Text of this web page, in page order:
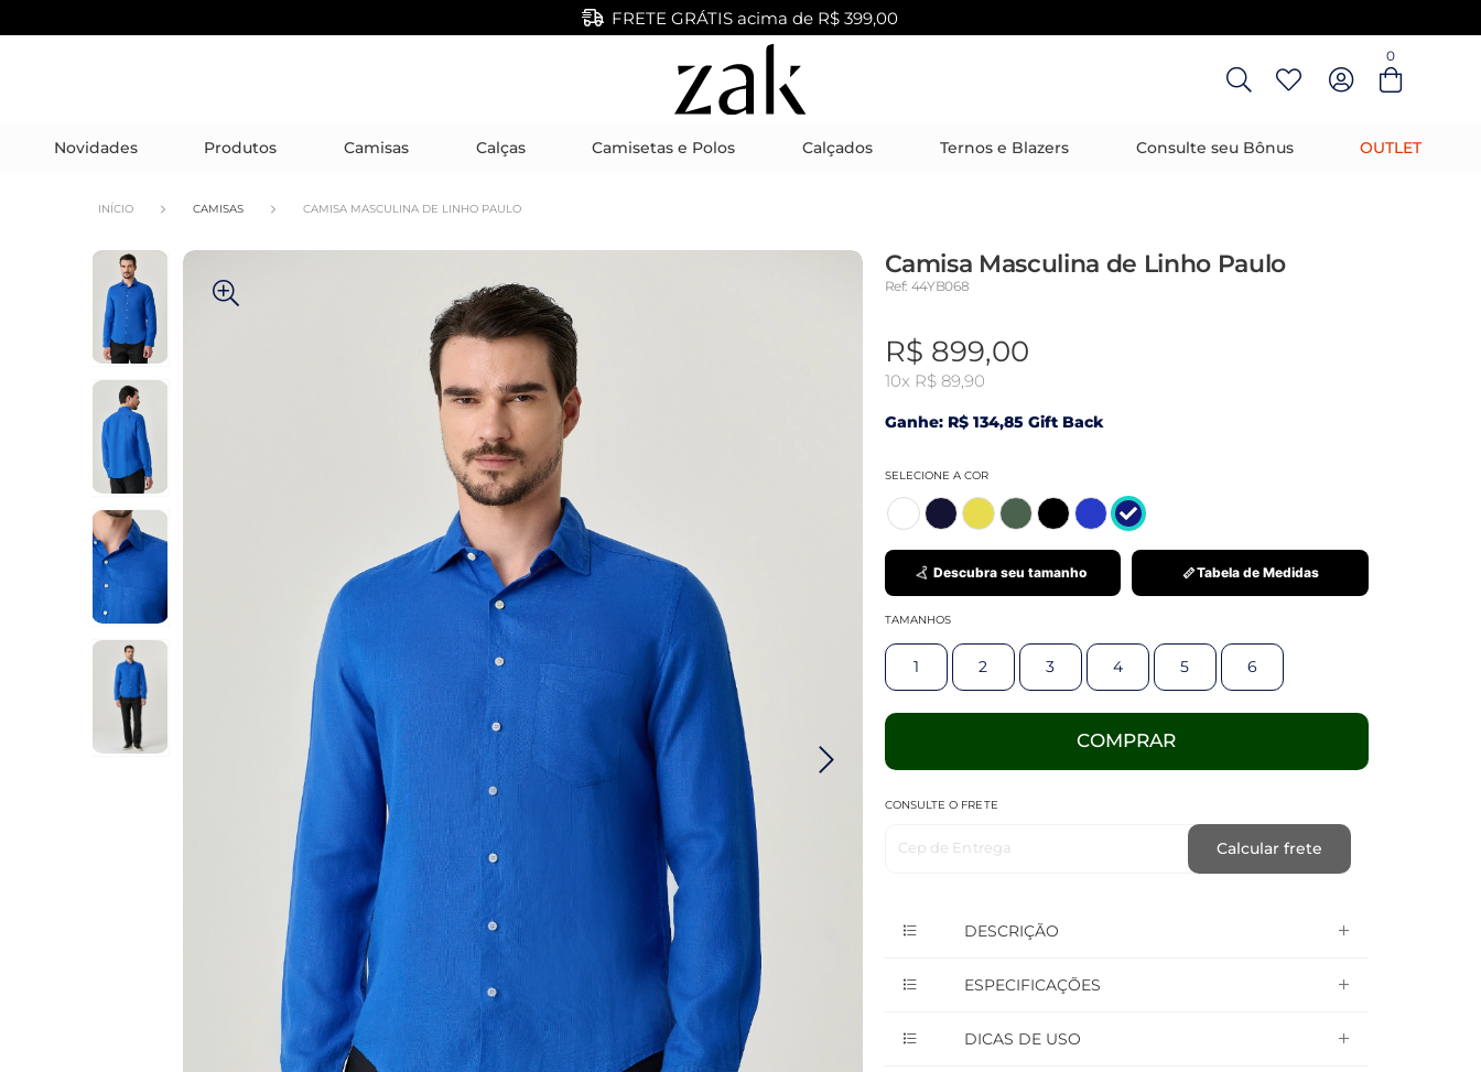
Entre com email ou cpf/cnpj
FRETE GRÁTIS acima de R$ 399,00
0
Novidades Produtos Camisas Calças Camisetas e Polos Calçados Ternos e Blazers Consulte seu Bônus OUTLET
INÍCIO CAMISAS CAMISA MASCULINA DE LINHO PAULO
Camisa Masculina de Linho Paulo
Ref: 44YB068
R$ 899,00
10x R$ 89,90
Ganhe: R$ 134,85 Gift Back
SELECIONE A COR
Descubra seu tamanho Tabela de Medidas
TAMANHOS
1 2 3 4 5 6
COMPRAR
CONSULTE O FRETE
Cep de Entrega Calcular frete
DESCRIÇÃO
ESPECIFICAÇÕES
DICAS DE USO